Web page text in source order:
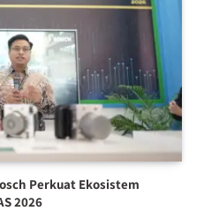
Perkuat Ekosistem
2026